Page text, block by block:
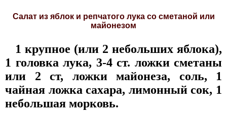
Салат из яблок и репчатого лука со сметаной или
майонезом
1 крупное (или 2 небольших яблока),
1 головка лука, 3-4 ст. ложки сметаны
или 2 ст, ложки майонеза, соль, 1
чайная ложка сахара, лимонный сок, 1
небольшая морковь.